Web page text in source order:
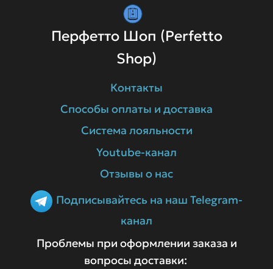
Перфетто Шоп (Perfetto
Shop)
Контакты
Способы оплаты и доставка
Система лояльности
Youtube-канал
Отзывы о нас
Подписывайтесь на наш Telegram-
канал
Проблемы при оформлении заказа и
вопросы доставки: